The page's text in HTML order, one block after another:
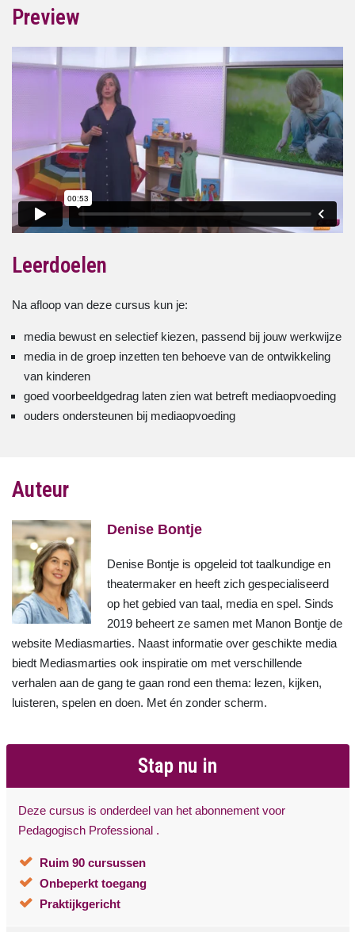
Preview
Leerdoelen
Na afloop van deze cursus kun je:
media bewust en selectief kiezen, passend bij jouw werkwijze
media in de groep inzetten ten behoeve van de ontwikkeling
van kinderen
goed voorbeeldgedrag laten zien wat betreft mediaopvoeding
ouders ondersteunen bij mediaopvoeding
Auteur
Denise Bontje
Denise Bontje is opgeleid tot taalkundige en
theatermaker en heeft zich gespecialiseerd
op het gebied van taal, media en spel. Sinds
2019 beheert ze samen met Manon Bontje de
website Mediasmarties. Naast informatie over geschikte media
biedt Mediasmarties ook inspiratie om met verschillende
verhalen aan de gang te gaan rond een thema: lezen, kijken,
luisteren, spelen en doen. Met én zonder scherm.
Stap nu in
Deze cursus is onderdeel van het abonnement voor
Pedagogisch Professional .
Ruim 90 cursussen
Onbeperkt toegang
Praktijkgericht